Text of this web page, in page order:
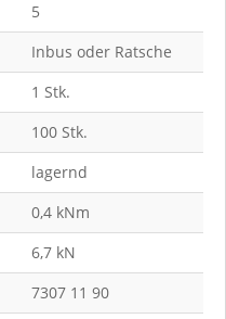
5
Inbus oder Ratsche
1 Stk.
100 Stk.
lagernd
0,4 kNm
6,7 kN
7307 11 90